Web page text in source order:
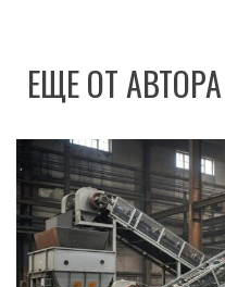
ЕЩЕ ОТ АВТОРА